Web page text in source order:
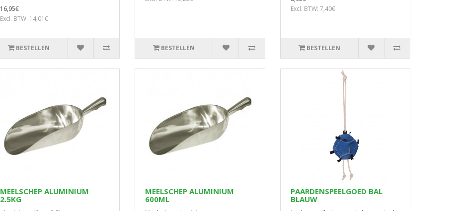
16,95€
Excl. BTW: 14,01€
BESTELLEN BESTELLEN
Excl. BTW: 7,40€
BESTELLEN
MEELSCHEP ALUMINIUM
2.5KG
MEELSCHEP ALUMINIUM
600ML
PAARDENSPEELGOED BAL
BLAUW